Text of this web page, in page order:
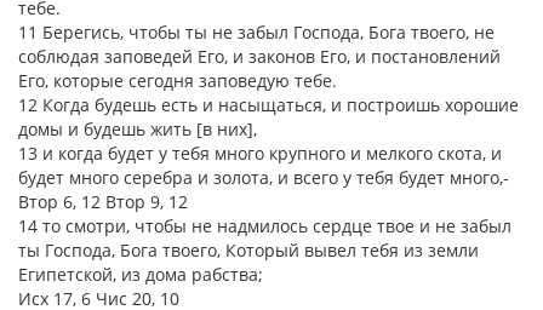
тебе.
11 Берегись, чтобы ты не забыл Господа, Бога твоего, не
соблюдая заповедей Его, и законов Его, и постановлений
Его, которые сегодня заповедую тебе.
12 Когда будешь есть и насыщаться, и построишь хорошие
домы и будешь жить [в них],
13 и когда будет у тебя много крупного и мелкого скота, и
будет много серебра и золота, и всего у тебя будет много,-
Втор 6, 12 Втор 9, 12
14 то смотри, чтобы не надмилось сердце твое и не забыл
ты Господа, Бога твоего, Который вывел тебя из земли
Египетской, из дома рабства;
Исх 17, 6 Чис 20, 10